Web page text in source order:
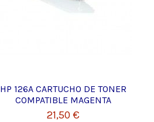
HP 126A CARTUCHO DE TONER
COMPATIBLE MAGENTA
21,50 €